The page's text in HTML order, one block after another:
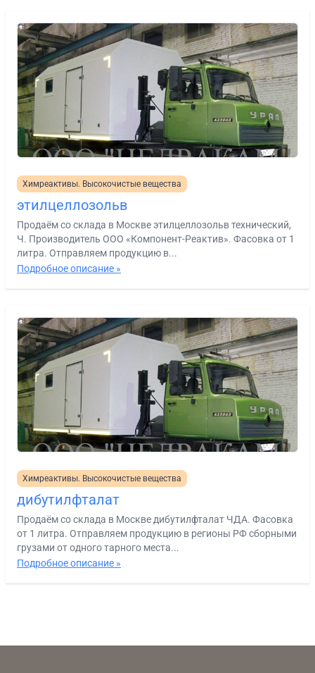
Химреактивы. Высокочистые вещества
этилцеллозольв
Продаём со склада в Москве этилцеллозольв технический,
Ч. Производитель ООО «Компонент-Реактив». Фасовка от 1
литра. Отправляем продукцию в...
Подробное описание »
Химреактивы. Высокочистые вещества
дибутилфталат
Продаём со склада в Москве дибутилфталат ЧДА. Фасовка
от 1 литра. Отправляем продукцию в регионы РФ сборными
грузами от одного тарного места...
Подробное описание »